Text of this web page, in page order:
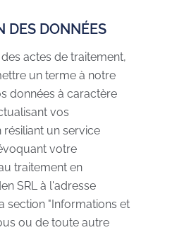
DES DONNÉES
actes de traitement,
un terme à notre
données à caractère
vos
résiliant un service
votre
traitement en
SRL à l'adresse
section "Informations et
ou de toute autre